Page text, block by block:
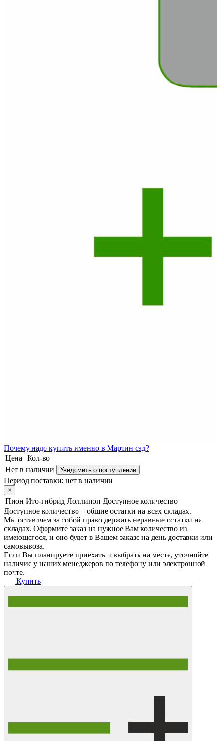
Почему надо купить именно в Мартин сад?
Цена
Кол-во
Нет в наличии
Уведомить о поступлении
Период поставки: нет в наличии
×
Пион Ито-гибрид Лоллипоп Доступное количество
Доступное количество – общие остатки на всех складах.
Мы оставляем за собой право держать неравные остатки на
складах. Оформите заказ на нужное Вам количество из
имеющегося, и оно будет в Вашем заказе на день доставки или
самовывоза.
Если Вы планируете приехать и выбрать на месте, уточняйте
наличие у наших менеджеров по телефону или электронной
почте.
Купить